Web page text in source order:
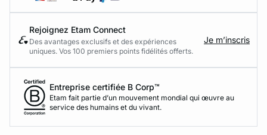
Rejoignez Etam Connect
Des avantages exclusifs et des expériences
uniques. Vos 100 premiers points fidélités offerts.
Je m’inscris
Entreprise certifiée B Corp™
Etam fait partie d’un mouvement mondial qui œuvre au
service des humains et du vivant.